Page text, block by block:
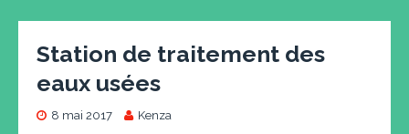
Station de traitement des
eaux usées
8 mai 2017 Kenza